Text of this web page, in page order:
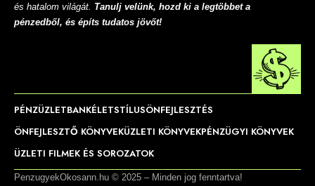
és hatalom világát. Tanulj velünk, hozd ki a legtöbbet a
pénzedből, és építs tudatos jövőt!
PÉNZÜZLETBANKÉLETSTÍLUSÖNFEJLESZTÉS
ÖNFEJLESZTŐ KÖNYVEKÜZLETI KÖNYVEKPÉNZÜGYI KÖNYVEK
ÜZLETI FILMEK ÉS SOROZATOK
PenzugyekOkosann.hu © 2025 – Minden jog fenntartva!